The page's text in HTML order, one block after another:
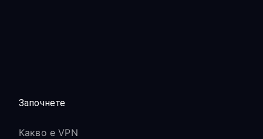
Започнете
Какво е VPN